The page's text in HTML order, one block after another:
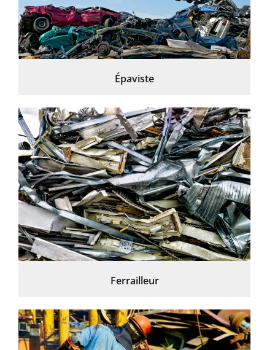
Épaviste
Ferrailleur